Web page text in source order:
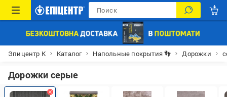
Эпицентр К Каталог Напольные покрытия 👣 Дорожки
Дорожки серые